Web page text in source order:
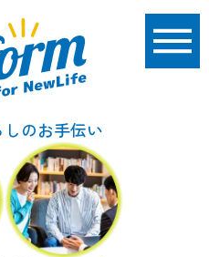
のお手伝い